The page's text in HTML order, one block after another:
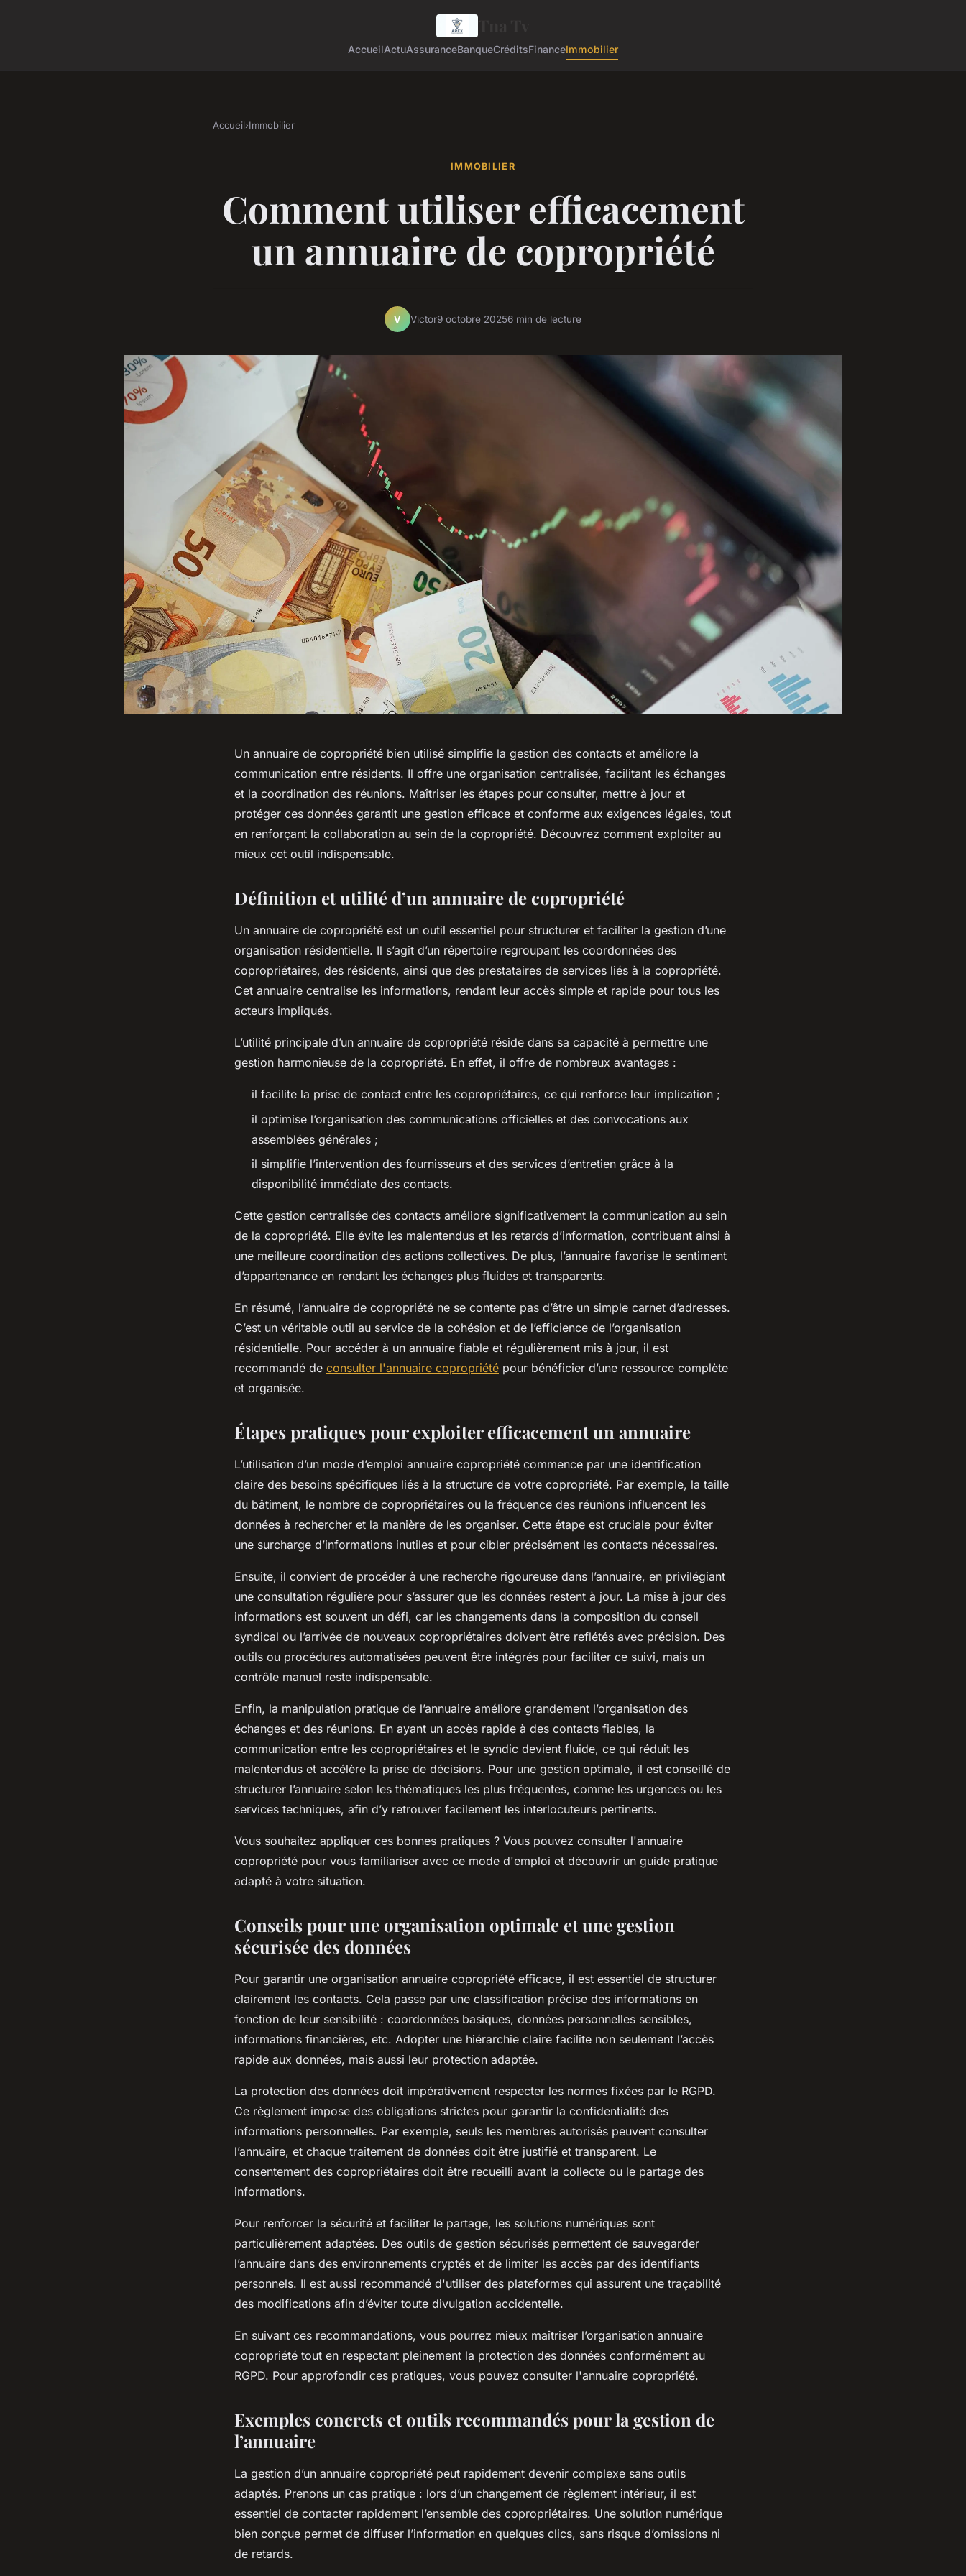
AccueilActuAssuranceBanqueCréditsFinanceImmobilier
Accueil›Immobilier
IMMOBILIER
Comment utiliser efficacement
un annuaire de copropriété
V Victor9 octobre 20256 min de lecture
Un annuaire de copropriété bien utilisé simplifie la gestion des contacts et améliore la
communication entre résidents. Il offre une organisation centralisée, facilitant les échanges
et la coordination des réunions. Maîtriser les étapes pour consulter, mettre à jour et
protéger ces données garantit une gestion efficace et conforme aux exigences légales, tout
en renforçant la collaboration au sein de la copropriété. Découvrez comment exploiter au
mieux cet outil indispensable.
Définition et utilité d’un annuaire de copropriété
Un annuaire de copropriété est un outil essentiel pour structurer et faciliter la gestion d’une
organisation résidentielle. Il s’agit d’un répertoire regroupant les coordonnées des
copropriétaires, des résidents, ainsi que des prestataires de services liés à la copropriété.
Cet annuaire centralise les informations, rendant leur accès simple et rapide pour tous les
acteurs impliqués.
L’utilité principale d’un annuaire de copropriété réside dans sa capacité à permettre une
gestion harmonieuse de la copropriété. En effet, il offre de nombreux avantages :
il facilite la prise de contact entre les copropriétaires, ce qui renforce leur implication ;
il optimise l’organisation des communications officielles et des convocations aux
assemblées générales ;
il simplifie l’intervention des fournisseurs et des services d’entretien grâce à la
disponibilité immédiate des contacts.
Cette gestion centralisée des contacts améliore significativement la communication au sein
de la copropriété. Elle évite les malentendus et les retards d’information, contribuant ainsi à
une meilleure coordination des actions collectives. De plus, l’annuaire favorise le sentiment
d’appartenance en rendant les échanges plus fluides et transparents.
En résumé, l’annuaire de copropriété ne se contente pas d’être un simple carnet d’adresses.
C’est un véritable outil au service de la cohésion et de l’efficience de l’organisation
résidentielle. Pour accéder à un annuaire fiable et régulièrement mis à jour, il est
recommandé de consulter l'annuaire copropriété pour bénéficier d’une ressource complète
et organisée.
Étapes pratiques pour exploiter efficacement un annuaire
L’utilisation d’un mode d’emploi annuaire copropriété commence par une identification
claire des besoins spécifiques liés à la structure de votre copropriété. Par exemple, la taille
du bâtiment, le nombre de copropriétaires ou la fréquence des réunions influencent les
données à rechercher et la manière de les organiser. Cette étape est cruciale pour éviter
une surcharge d’informations inutiles et pour cibler précisément les contacts nécessaires.
Ensuite, il convient de procéder à une recherche rigoureuse dans l’annuaire, en privilégiant
une consultation régulière pour s’assurer que les données restent à jour. La mise à jour des
informations est souvent un défi, car les changements dans la composition du conseil
syndical ou l’arrivée de nouveaux copropriétaires doivent être reflétés avec précision. Des
outils ou procédures automatisées peuvent être intégrés pour faciliter ce suivi, mais un
contrôle manuel reste indispensable.
Enfin, la manipulation pratique de l’annuaire améliore grandement l’organisation des
échanges et des réunions. En ayant un accès rapide à des contacts fiables, la
communication entre les copropriétaires et le syndic devient fluide, ce qui réduit les
malentendus et accélère la prise de décisions. Pour une gestion optimale, il est conseillé de
structurer l’annuaire selon les thématiques les plus fréquentes, comme les urgences ou les
services techniques, afin d’y retrouver facilement les interlocuteurs pertinents.
Vous souhaitez appliquer ces bonnes pratiques ? Vous pouvez consulter l'annuaire
copropriété pour vous familiariser avec ce mode d'emploi et découvrir un guide pratique
adapté à votre situation.
Conseils pour une organisation optimale et une gestion
sécurisée des données
Pour garantir une organisation annuaire copropriété efficace, il est essentiel de structurer
clairement les contacts. Cela passe par une classification précise des informations en
fonction de leur sensibilité : coordonnées basiques, données personnelles sensibles,
informations financières, etc. Adopter une hiérarchie claire facilite non seulement l’accès
rapide aux données, mais aussi leur protection adaptée.
La protection des données doit impérativement respecter les normes fixées par le RGPD.
Ce règlement impose des obligations strictes pour garantir la confidentialité des
informations personnelles. Par exemple, seuls les membres autorisés peuvent consulter
l’annuaire, et chaque traitement de données doit être justifié et transparent. Le
consentement des copropriétaires doit être recueilli avant la collecte ou le partage des
informations.
Pour renforcer la sécurité et faciliter le partage, les solutions numériques sont
particulièrement adaptées. Des outils de gestion sécurisés permettent de sauvegarder
l’annuaire dans des environnements cryptés et de limiter les accès par des identifiants
personnels. Il est aussi recommandé d'utiliser des plateformes qui assurent une traçabilité
des modifications afin d’éviter toute divulgation accidentelle.
En suivant ces recommandations, vous pourrez mieux maîtriser l’organisation annuaire
copropriété tout en respectant pleinement la protection des données conformément au
RGPD. Pour approfondir ces pratiques, vous pouvez consulter l'annuaire copropriété.
Exemples concrets et outils recommandés pour la gestion de
l’annuaire
La gestion d’un annuaire copropriété peut rapidement devenir complexe sans outils
adaptés. Prenons un cas pratique : lors d’un changement de règlement intérieur, il est
essentiel de contacter rapidement l’ensemble des copropriétaires. Une solution numérique
bien conçue permet de diffuser l’information en quelques clics, sans risque d’omissions ni
de retards.